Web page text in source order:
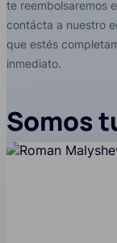
te reembolsaremos
contácta a nuestro
que estés
inmediato.
Somos